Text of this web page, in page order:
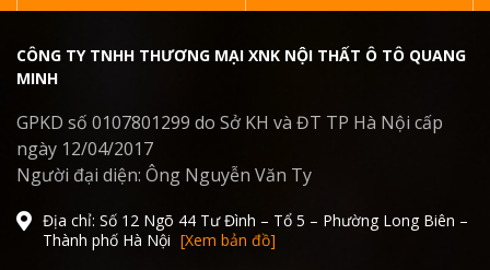
CÔNG TY TNHH THƯƠNG MẠI XNK NỘI THẤT Ô TÔ QUANG
MINH
GPKD số 0107801299 do Sở KH và ĐT TP Hà Nội cấp
ngày 12/04/2017
Người đại diện: Ông Nguyễn Văn Ty
Địa chỉ: Số 12 Ngõ 44 Tư Đình – Tổ 5 – Phường Long Biên –
Thành phố Hà Nội [Xem bản đồ]